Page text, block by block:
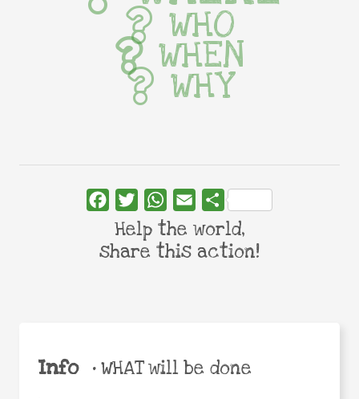
Info •WHAT will be done
WHO
WHEN
WHY
FacebookTwitterWhatsApp
Email Share
Help the world,
share this action!